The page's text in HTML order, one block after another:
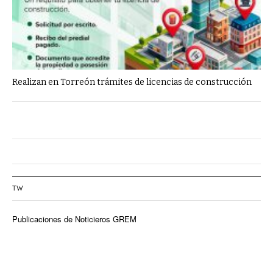
Realizan en Torreón trámites de licencias de construcción
TW
Publicaciones de Noticieros GREM